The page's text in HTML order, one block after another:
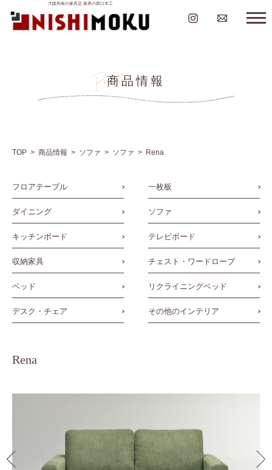
大阪和泉の家具店 家具の西口木工
商品情報
TOP 商品情報 ソファ ソファ Rena
フロアテーブル 一枚板
ダイニング ソファ
キッチンボード テレビボード
収納家具 チェスト・ワードローブ
ベッド リクライニングベッド
デスク・チェア その他のインテリア
Rena